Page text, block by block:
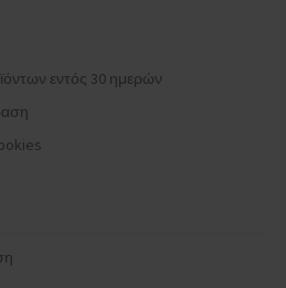
εντός 30 ημερών